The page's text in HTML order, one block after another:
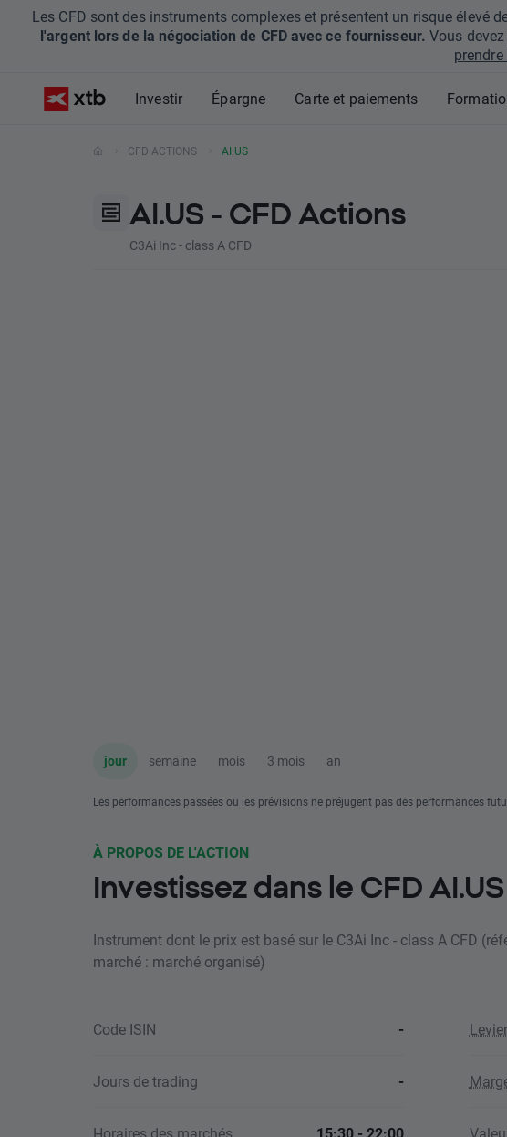
Les CFD sont des instruments complexes et présentent un risque élevé
l'argent lors de la négociation de CFD avec ce fournisseur. Vous
Investir Épargne Carte et paiements
CFD ACTIONS AI.US
AI.US - CFD Actions
C3Ai Inc - class A CFD
jour semaine mois 3 mois an
Les performances passées ou les prévisions ne préjugent pas des performances
À PROPOS DE L'ACTION
Investissez dans le CFD AI.US
Instrument dont le prix est basé sur le C3Ai Inc - class A CFD
marché : marché organisé)
Code ISIN - Levier
Jours de trading -
Horaires des marchés 15:30 - 22:00